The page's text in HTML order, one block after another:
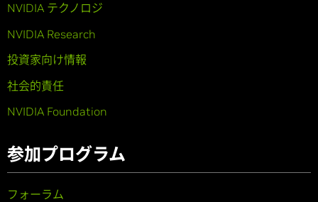
NVIDIA テクノロジ
NVIDIA Research
投資家向け情報
社会的責任
NVIDIA Foundation
参加プログラム
フォーラム